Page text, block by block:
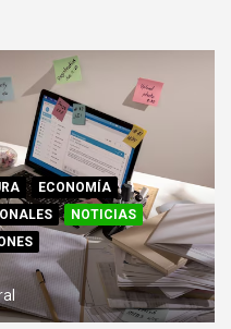
ECONOMÍA
NOTICIAS